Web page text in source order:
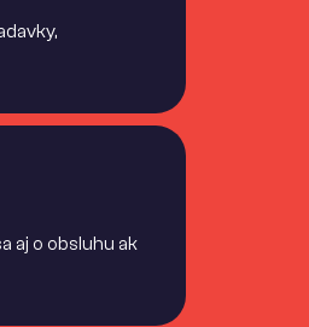
aj o obsluhu ak